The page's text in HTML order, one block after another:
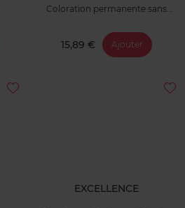
Coloration permanente sans
15,89 € Ajouter
EXCELLENCE